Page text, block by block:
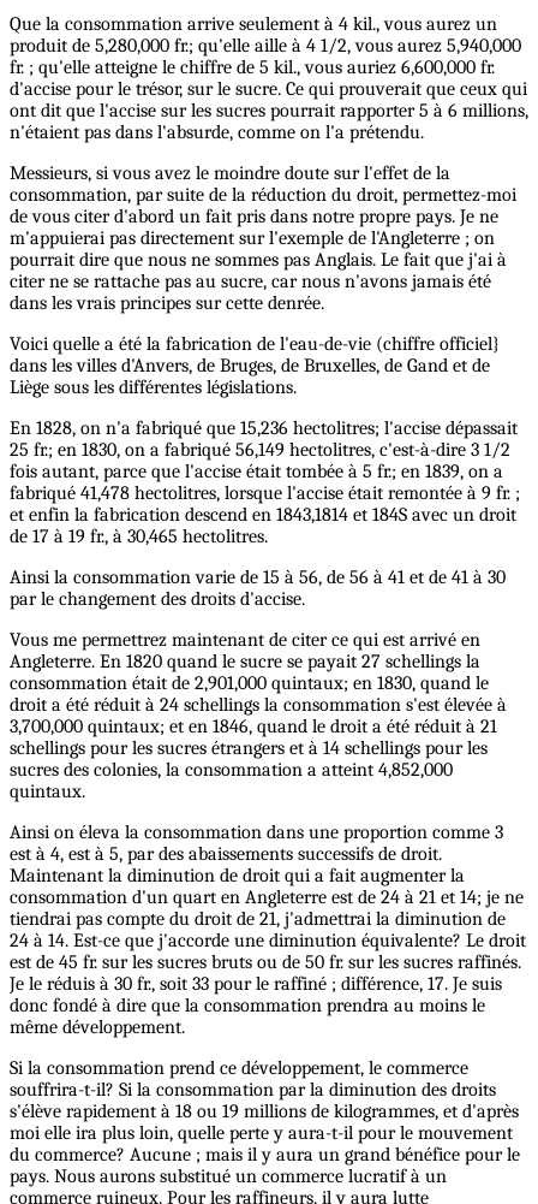
Que la consommation arrive seulement à 4 kil., vous aurez un
produit de 5,280,000 fr.; qu'elle aille à 4 1/2, vous aurez 5,940,000
fr. ; qu'elle atteigne le chiffre de 5 kil., vous auriez 6,600,000 fr.
d'accise pour le trésor, sur le sucre. Ce qui prouverait que ceux qui
ont dit que l'accise sur les sucres pourrait rapporter 5 à 6 millions,
n'étaient pas dans l'absurde, comme on l'a prétendu.
Messieurs, si vous avez le moindre doute sur l'effet de la
consommation, par suite de la réduction du droit, permettez-moi
de vous citer d'abord un fait pris dans notre propre pays. Je ne
m'appuierai pas directement sur l'exemple de l'Angleterre ; on
pourrait dire que nous ne sommes pas Anglais. Le fait que j'ai à
citer ne se rattache pas au sucre, car nous n'avons jamais été
dans les vrais principes sur cette denrée.
Voici quelle a été la fabrication de l'eau-de-vie (chiffre officiel}
dans les villes d'Anvers, de Bruges, de Bruxelles, de Gand et de
Liège sous les différentes législations.
En 1828, on n'a fabriqué que 15,236 hectolitres; l'accise dépassait
25 fr.; en 1830, on a fabriqué 56,149 hectolitres, c'est-à-dire 3 1/2
fois autant, parce que l'accise était tombée à 5 fr.; en 1839, on a
fabriqué 41,478 hectolitres, lorsque l'accise était remontée à 9 fr. ;
et enfin la fabrication descend en 1843,1814 et 184S avec un droit
de 17 à 19 fr., à 30,465 hectolitres.
Ainsi la consommation varie de 15 à 56, de 56 à 41 et de 41 à 30
par le changement des droits d'accise.
Vous me permettrez maintenant de citer ce qui est arrivé en
Angleterre. En 1820 quand le sucre se payait 27 schellings la
consommation était de 2,901,000 quintaux; en 1830, quand le
droit a été réduit à 24 schellings la consommation s'est élevée à
3,700,000 quintaux; et en 1846, quand le droit a été réduit à 21
schellings pour les sucres étrangers et à 14 schellings pour les
sucres des colonies, la consommation a atteint 4,852,000
quintaux.
Ainsi on éleva la consommation dans une proportion comme 3
est à 4, est à 5, par des abaissements successifs de droit.
Maintenant la diminution de droit qui a fait augmenter la
consommation d'un quart en Angleterre est de 24 à 21 et 14; je ne
tiendrai pas compte du droit de 21, j'admettrai la diminution de
24 à 14. Est-ce que j'accorde une diminution équivalente? Le droit
est de 45 fr. sur les sucres bruts ou de 50 fr. sur les sucres raffinés.
Je le réduis à 30 fr., soit 33 pour le raffiné ; différence, 17. Je suis
donc fondé à dire que la consommation prendra au moins le
même développement.
Si la consommation prend ce développement, le commerce
souffrira-t-il? Si la consommation par la diminution des droits
s'élève rapidement à 18 ou 19 millions de kilogrammes, et d'après
moi elle ira plus loin, quelle perte y aura-t-il pour le mouvement
du commerce? Aucune ; mais il y aura un grand bénéfice pour le
pays. Nous aurons substitué un commerce lucratif à un
commerce ruineux. Pour les raffineurs, il y aura lutte